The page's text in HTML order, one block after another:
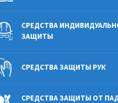
СРЕДСТВА
ЗАЩИТЫ
СРЕДСТВА ЗАЩИТЫ РУК
СРЕДСТВА ЗАЩИТЫ ОТ